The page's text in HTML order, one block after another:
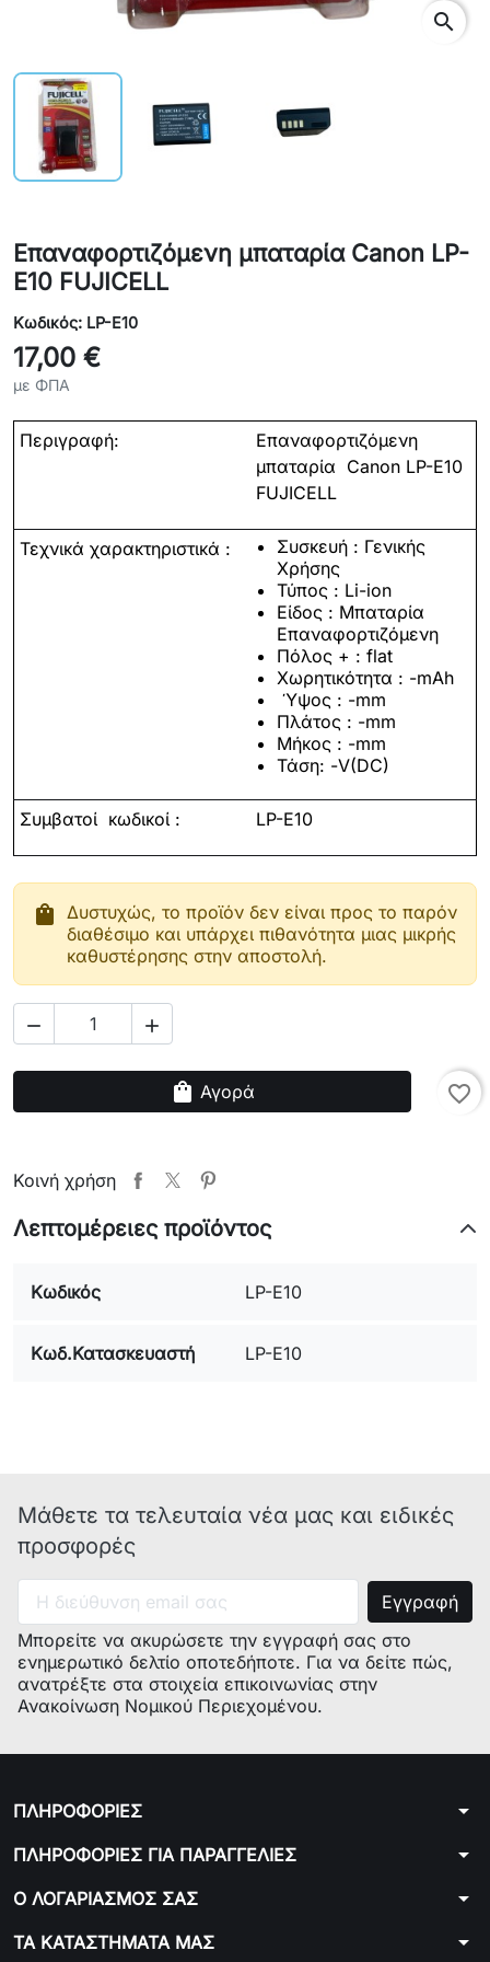
search
Επαναφορτιζόμενη μπαταρία Canon LP-
E10 FUJICELL
Κωδικός: LP-E10
17,00 €
με ΦΠΑ
Περιγραφή:
Επαναφορτιζόμενη
μπαταρία Canon LP-E10
FUJICELL
Τεχνικά χαρακτηριστικά : Συσκευή : Γενικής
Χρήσης
Τύπος : Li-ion
Είδος : Μπαταρία
Επαναφορτιζόμενη
Πόλος + : flat
Χωρητικότητα : -mAh
Ύψος : -mm
Πλάτος : -mm
Μήκος : -mm
Τάση: -V(DC)
Συμβατοί κωδικοί : LP-E10
shopping_bag Δυστυχώς, το προϊόν δεν είναι προς το παρόν
διαθέσιμο και υπάρχει πιθανότητα μιας μικρής
καθυστέρησης στην αποστολή.
 
shopping_bag Αγορά favorite_border
Κοινή χρήση
Λεπτομέρειες προϊόντος
Κωδικός LP-E10
Κωδ.Κατασκευαστή LP-E10
Μάθετε τα τελευταία νέα μας και ειδικές
προσφορές
Μπορείτε να ακυρώσετε την εγγραφή σας στο
ενημερωτικό δελτίο οποτεδήποτε. Για να δείτε πώς,
ανατρέξτε στα στοιχεία επικοινωνίας στην
Ανακοίνωση Νομικού Περιεχομένου.
ΠΛΗΡΟΦΟΡΙΕΣ arrow_drop_down
ΠΛΗΡΟΦΟΡΙΕΣ ΓΙΑ ΠΑΡΑΓΓΕΛΙΕΣ arrow_drop_down
Ο ΛΟΓΑΡΙΑΣΜΟΣ ΣΑΣ arrow_drop_down
ΤΑ ΚΑΤΑΣΤΗΜΑΤΑ ΜΑΣ arrow_drop_down